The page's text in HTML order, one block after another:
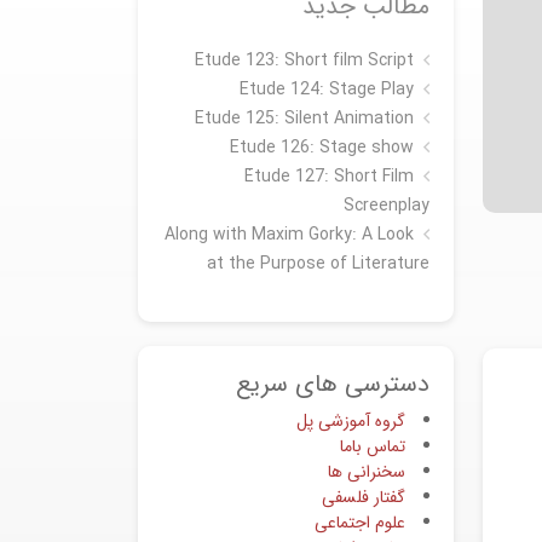
Etude 123: Short film Script
Etude 124: Stage Play
Etude 125: Silent Animation
Etude 126: Stage show
Étude 127: Short Film
Screenplay
Along with Maxim Gorky: A Look
at the Purpose of Literature
دسترسی های سریع
گروه آموزشی پل
تماس باما
سخنرانی ها
گفتار فلسفی
علوم اجتماعی